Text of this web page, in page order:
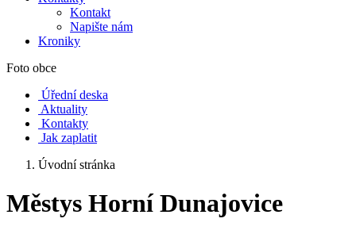
Kontakt
Napište nám
Kroniky
Foto obce
Úřední deska
Aktuality
Kontakty
Jak zaplatit
Úvodní stránka
Městys Horní Dunajovice